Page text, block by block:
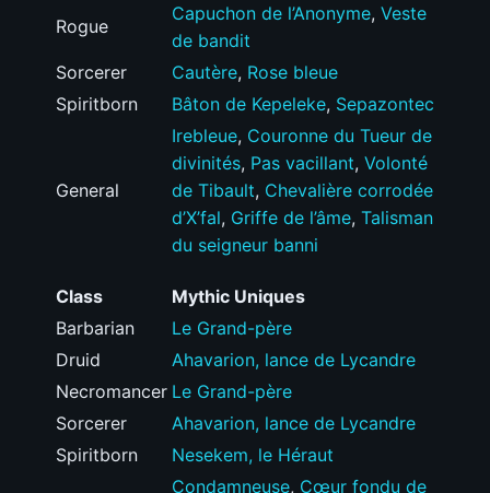
Rogue
Capuchon de l’Anonyme, Veste
de bandit
Sorcerer
Cautère, Rose bleue
Spiritborn
Bâton de Kepeleke, Sepazontec
General
Irebleue, Couronne du Tueur de
divinités, Pas vacillant, Volonté
de Tibault, Chevalière corrodée
d’X’fal, Griffe de l’âme, Talisman
du seigneur banni
Class
Mythic Uniques
Barbarian
Le Grand-père
Druid
Ahavarion, lance de Lycandre
Necromancer Le Grand-père
Sorcerer
Ahavarion, lance de Lycandre
Spiritborn
Nesekem, le Héraut
Condamneuse, Cœur fondu de